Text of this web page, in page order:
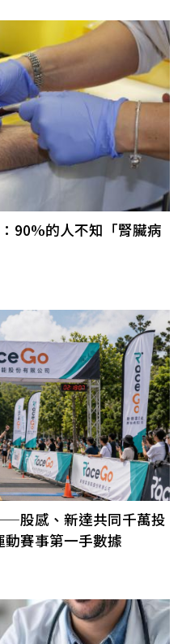
90%的人不知「腎臟病
股感、新達共同千萬投
動賽事第一手數據